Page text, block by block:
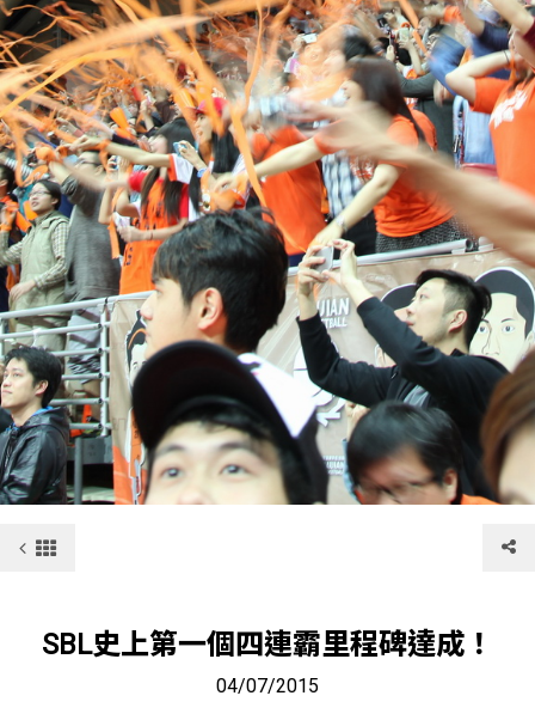
桃園璞園領航猿籃球隊
BASKETBALL
璞美食
璞滿滿
SBL史上第一個四連霸里程碑達成！
04/07/2015